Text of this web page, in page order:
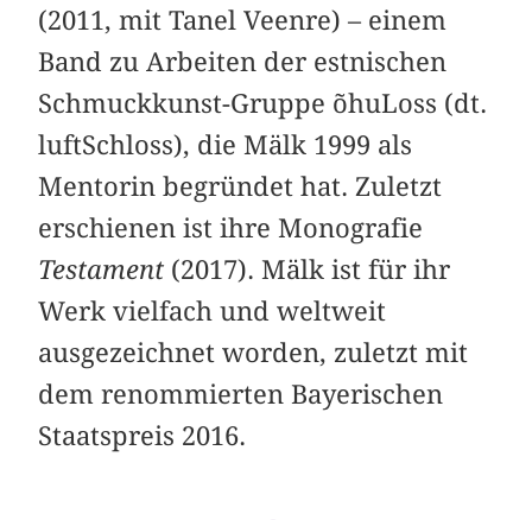
(2011, mit Tanel Veenre) – einem
Band zu Arbeiten der estnischen
Schmuckkunst-Gruppe õhuLoss (dt.
luftSchloss), die Mälk 1999 als
Mentorin begründet hat. Zuletzt
erschienen ist ihre Monografie
Testament (2017). Mälk ist für ihr
Werk vielfach und weltweit
ausgezeichnet worden, zuletzt mit
dem renommierten Bayerischen
Staatspreis 2016.